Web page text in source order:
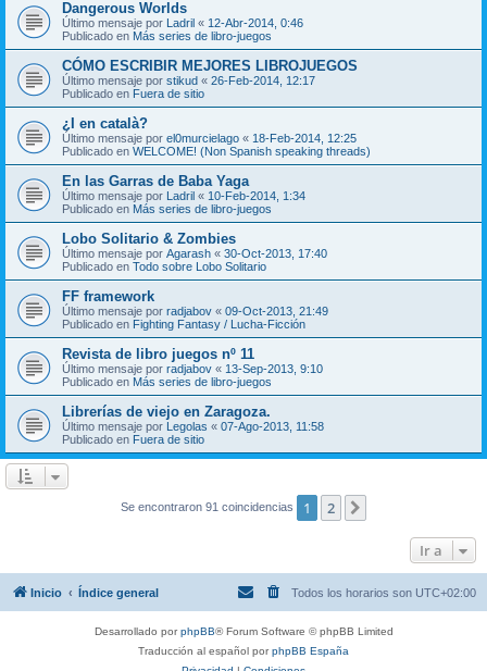
Dangerous Worlds
Último mensaje por Ladril « 12-Abr-2014, 0:46
Publicado en Más series de libro-juegos
CÓMO ESCRIBIR MEJORES LIBROJUEGOS
Último mensaje por stikud « 26-Feb-2014, 12:17
Publicado en Fuera de sitio
¿I en català?
Último mensaje por el0murcielago « 18-Feb-2014, 12:25
Publicado en WELCOME! (Non Spanish speaking threads)
En las Garras de Baba Yaga
Último mensaje por Ladril « 10-Feb-2014, 1:34
Publicado en Más series de libro-juegos
Lobo Solitario & Zombies
Último mensaje por Agarash « 30-Oct-2013, 17:40
Publicado en Todo sobre Lobo Solitario
FF framework
Último mensaje por radjabov « 09-Oct-2013, 21:49
Publicado en Fighting Fantasy / Lucha-Ficción
Revista de libro juegos nº 11
Último mensaje por radjabov « 13-Sep-2013, 9:10
Publicado en Más series de libro-juegos
Librerías de viejo en Zaragoza.
Último mensaje por Legolas « 07-Ago-2013, 11:58
Publicado en Fuera de sitio
Se encontraron 91 coincidencias 1 2
Ir a
Inicio Índice general Todos los horarios son UTC+02:00
Desarrollado porphpBB® Forum Software © phpBB Limited
Traducción al español porphpBB España